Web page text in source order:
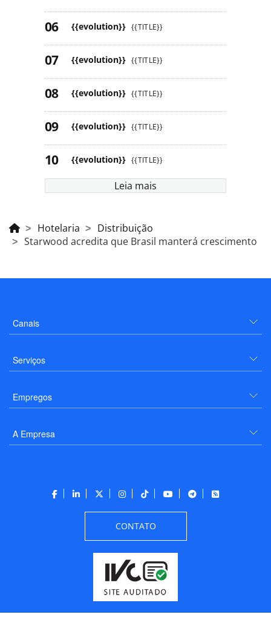
{{evolution}} {{TITLE}}
{{evolution}} {{TITLE}}
{{evolution}} {{TITLE}}
{{evolution}} {{TITLE}}
{{evolution}} {{TITLE}}
Leia mais
Hotelaria
Distribuição
Starwood acredita que Brasil manterá crescimento
Canais
Serviços
Empregos
A Empresa
CONTATO